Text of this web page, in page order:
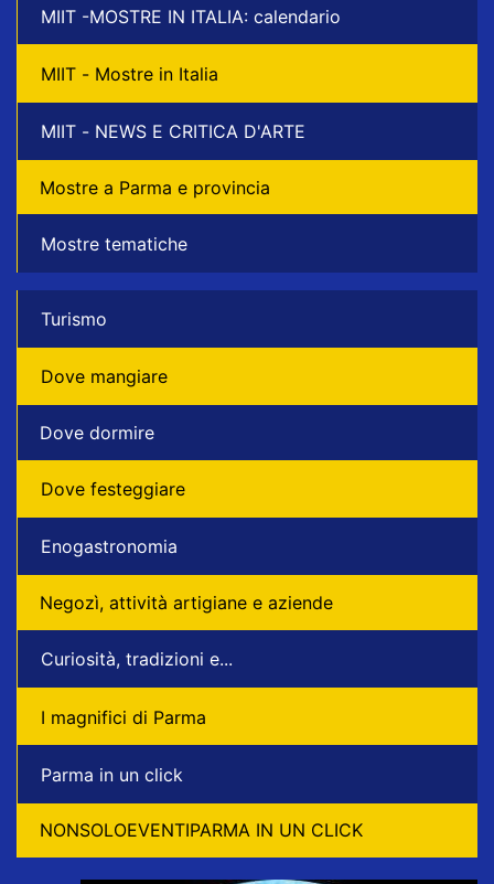
MIIT -MOSTRE IN ITALIA: calendario
MIIT - Mostre in Italia
MIIT - NEWS E CRITICA D'ARTE
Mostre a Parma e provincia
Mostre tematiche
Turismo
Dove mangiare
Dove dormire
Dove festeggiare
Enogastronomia
Negozì, attività artigiane e aziende
Curiosità, tradizioni e...
I magnifici di Parma
Parma in un click
NONSOLOEVENTIPARMA IN UN CLICK